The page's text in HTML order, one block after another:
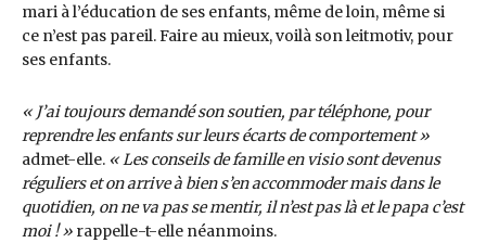
mari à l’éducation de ses enfants, même de loin, même si
ce n’est pas pareil. Faire au mieux, voilà son leitmotiv, pour
ses enfants.
« J’ai toujours demandé son soutien, par téléphone, pour
reprendre les enfants sur leurs écarts de comportement »
admet-elle. « Les conseils de famille en visio sont devenus
réguliers et on arrive à bien s’en accommoder mais dans le
quotidien, on ne va pas se mentir, il n’est pas là et le papa c’est
moi ! » rappelle-t-elle néanmoins.